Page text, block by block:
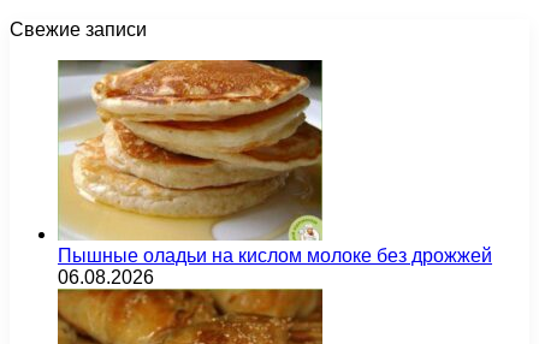
Свежие записи
Пышные оладьи на кислом молоке без дрожжей
06.08.2026